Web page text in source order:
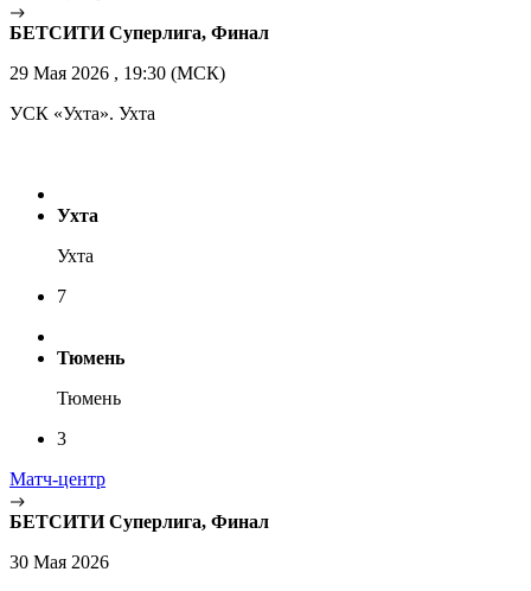
БЕТСИТИ Суперлига, Финал
29 Мая 2026 , 19:30 (МСК)
УСК «Ухта». Ухта
Ухта
Ухта
7
Тюмень
Тюмень
3
Матч-центр
БЕТСИТИ Суперлига, Финал
30 Мая 2026